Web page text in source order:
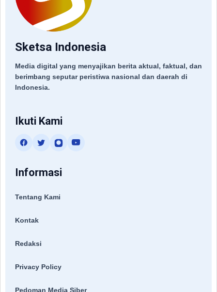
Sketsa Indonesia
Media digital yang menyajikan berita aktual, faktual, dan
berimbang seputar peristiwa nasional dan daerah di
Indonesia.
Ikuti Kami
Informasi
Tentang Kami
Kontak
Redaksi
Privacy Policy
Pedoman Media Siber